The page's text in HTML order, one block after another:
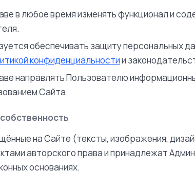
в любое время изменять функционал и
обеспечивать защиту персональных
конфиденциальностии
направлять Пользователю
Сайта.
на Сайте (тексты, изображения,
авторского права и принадлежат
основаниях.